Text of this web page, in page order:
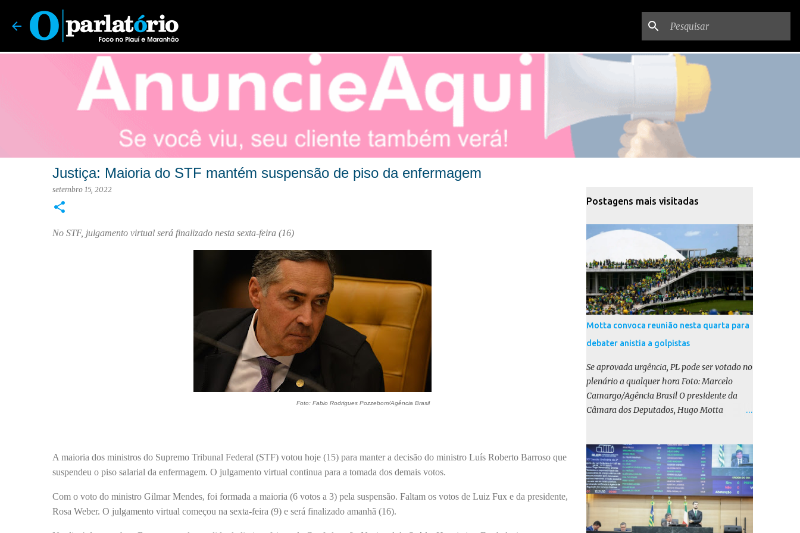
O Parlatório | Foco no Piauí e Maranhão
Justiça: Maioria do STF mantém suspensão de piso da enfermagem
setembro 15, 2022
No STF, julgamento virtual será finalizado nesta sexta-feira (16)
Foto: Fabio Rodrigues Pozzebom/Agência Brasil
A maioria dos ministros do Supremo Tribunal Federal (STF) votou hoje (15) para manter a decisão do ministro Luís Roberto Barroso que
suspendeu o piso salarial da enfermagem. O julgamento virtual continua para a tomada dos demais votos.
Com o voto do ministro Gilmar Mendes, foi formada a maioria (6 votos a 3) pela suspensão. Faltam os votos de Luiz Fux e da presidente,
Rosa Weber. O julgamento virtual começou na sexta-feira (9) e será finalizado amanhã (16).
Postagens mais visitadas
Motta convoca reunião nesta quarta para
debater anistia a golpistas
Se aprovada urgência, PL pode ser votado no
plenário a qualquer hora Foto: Marcelo
Camargo/Agência Brasil O presidente da
Câmara dos Deputados, Hugo Motta
líderes para discutir a votação da urgência
para o projeto de lei (PL) que prevê a anistia
aos condenados por tentativa de golpe de
Estado. Motta disse, em uma rede social, que
a reunião vai “deliberar sobre a urgência dos
projetos que tratam do acontecido em 8 de